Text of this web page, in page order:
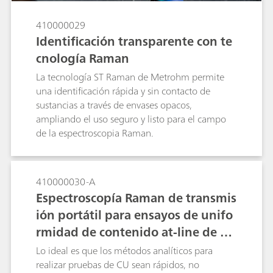
410000029
Identificación transparente con te
cnología Raman
La tecnología ST Raman de Metrohm permite
una identificación rápida y sin contacto de
sustancias a través de envases opacos,
ampliando el uso seguro y listo para el campo
de la espectroscopia Raman.
410000030-A
Espectroscopía Raman de transmis
ión portátil para ensayos de unifo
rmidad de contenido at-line de co
mprimidos farmacéuticos
Lo ideal es que los métodos analíticos para
realizar pruebas de CU sean rápidos, no